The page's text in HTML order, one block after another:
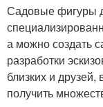
Садовые фигуры
а можно создать
разработки
близких и
получить